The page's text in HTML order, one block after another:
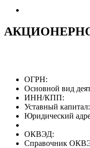
ОГРН:
Основной вид
ИНН/КПП:
Уставный капитал:
Юридический
ОКВЭД:
Справочник